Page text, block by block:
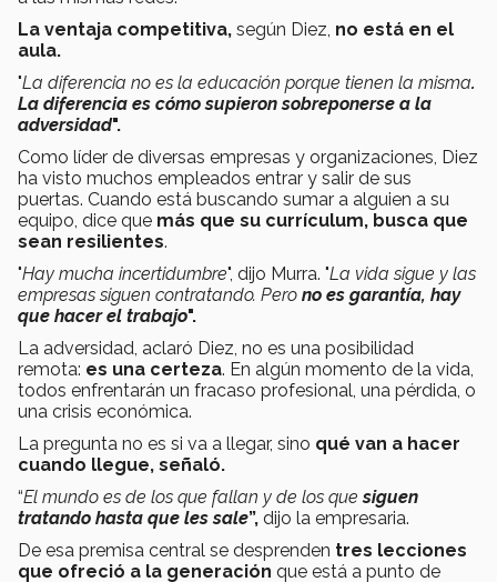
La ventaja competitiva, según Diez, no está en el
aula.
"La diferencia no es la educación porque tienen la misma.
La diferencia es cómo supieron sobreponerse a la
adversidad".
Como líder de diversas empresas y organizaciones, Diez
ha visto muchos empleados entrar y salir de sus
puertas. Cuando está buscando sumar a alguien a su
equipo, dice que más que su currículum, busca que
sean resilientes.
"Hay mucha incertidumbre", dijo Murra. "La vida sigue y las
empresas siguen contratando. Pero no es garantía, hay
que hacer el trabajo".
La adversidad, aclaró Diez, no es una posibilidad
remota: es una certeza. En algún momento de la vida,
todos enfrentarán un fracaso profesional, una pérdida, o
una crisis económica.
La pregunta no es si va a llegar, sino qué van a hacer
cuando llegue, señaló.
“El mundo es de los que fallan y de los quesiguen
tratando hasta que les sale”, dijo la empresaria.
De esa premisa central se desprenden tres lecciones
que ofreció a la generación que está a punto de